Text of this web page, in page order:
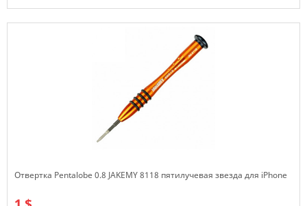
Отвертка Pentalobe 0.8 JAKEMY 8118 пятилучевая звезда для iPhone